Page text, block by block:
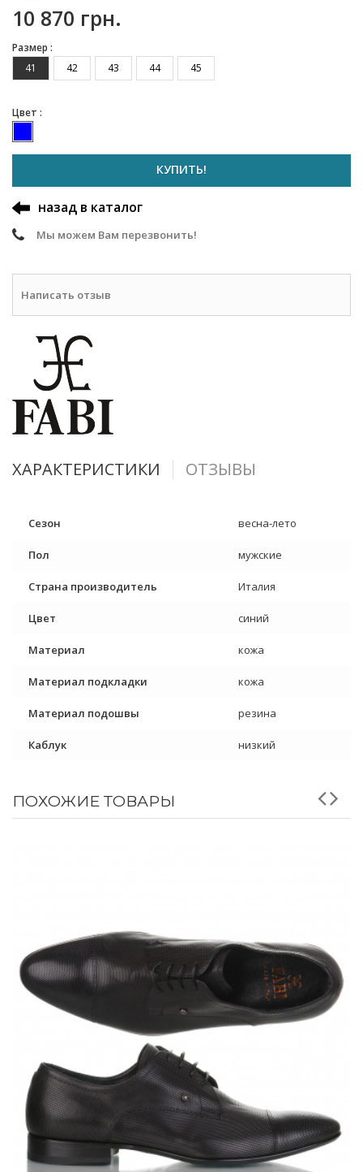
10 870 грн.
Размер :
41
42 43 44 45
Цвет :
КУПИТЬ!
назад в каталог
Мы можем Вам перезвонить!
Написать отзыв
ХАРАКТЕРИСТИКИ ОТЗЫВЫ
Сезон весна-лето
Пол мужские
Страна производитель Италия
Цвет синий
Материал кожа
Материал подкладки кожа
Материал подошвы резина
Каблук низкий
ПОХОЖИЕ ТОВАРЫ